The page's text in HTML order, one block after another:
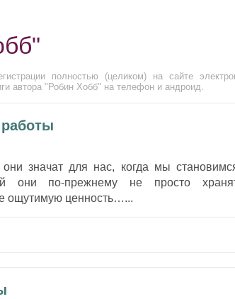
полностью (целиком) на сайте
автора "Робин Хобб" на телефон и андроид.
значат для нас, когда мы
они по-прежнему не просто
ощутимую ценность…...